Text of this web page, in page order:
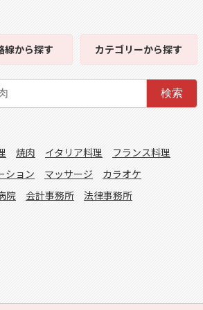
線から探す カテゴリーから探す
検索
焼肉 イタリア料理
フランス料理
ション マッサージ
カラオケ
院 会計事務所 法律事務所